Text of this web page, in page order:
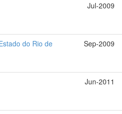
Jul-2009
do Rio de
Sep-2009
Jun-2011